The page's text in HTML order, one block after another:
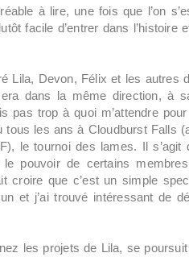
à lire, une fois que l’on
facile d’entrer dans
Lila, Devon, Félix et les autres
dans la même direction, à
pas trop à quoi m’attendre
tous les ans à Cloudburst Falls
le tournoi des lames. Il
le pouvoir de certains
croire que c’est un simple
et j’ai trouvé intéressant de
les projets de Lila, se